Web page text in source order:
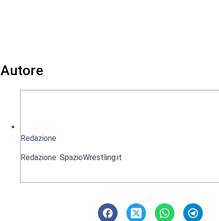
Autore
Redazione
Redazione SpazioWrestling.it